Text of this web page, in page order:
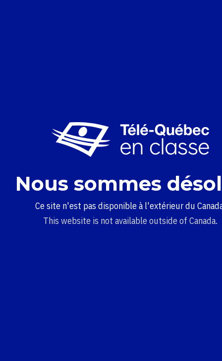
Nous sommes
Ce site n'est pas disponible à l'extérieur du
This website is not available outside of Canada.